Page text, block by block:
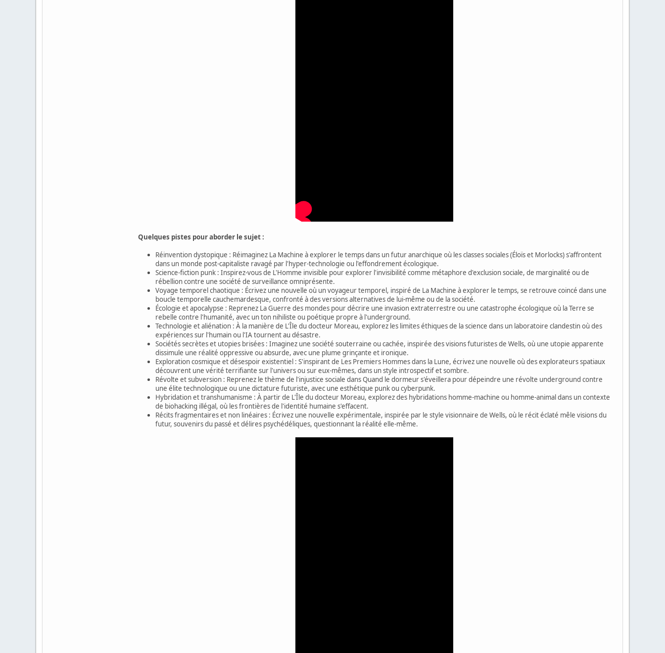
Quelques pistes pour aborder le sujet :
Réinvention dystopique : Réimaginez La Machine à explorer le temps dans un futur anarchique où les classes sociales (Éloïs et Morlocks) s'affrontent
dans un monde post-capitaliste ravagé par l'hyper-technologie ou l'effondrement écologique.
Science-fiction punk : Inspirez-vous de L'Homme invisible pour explorer l'invisibilité comme métaphore d'exclusion sociale, de marginalité ou de
rébellion contre une société de surveillance omniprésente.
Voyage temporel chaotique : Écrivez une nouvelle où un voyageur temporel, inspiré de La Machine à explorer le temps, se retrouve coincé dans une
boucle temporelle cauchemardesque, confronté à des versions alternatives de lui-même ou de la société.
Écologie et apocalypse : Reprenez La Guerre des mondes pour décrire une invasion extraterrestre ou une catastrophe écologique où la Terre se
rebelle contre l'humanité, avec un ton nihiliste ou poétique propre à l'underground.
Technologie et aliénation : À la manière de L'Île du docteur Moreau, explorez les limites éthiques de la science dans un laboratoire clandestin où des
expériences sur l'humain ou l'IA tournent au désastre.
Sociétés secrètes et utopies brisées : Imaginez une société souterraine ou cachée, inspirée des visions futuristes de Wells, où une utopie apparente
dissimule une réalité oppressive ou absurde, avec une plume grinçante et ironique.
Exploration cosmique et désespoir existentiel : S'inspirant de Les Premiers Hommes dans la Lune, écrivez une nouvelle où des explorateurs spatiaux
découvrent une vérité terrifiante sur l'univers ou sur eux-mêmes, dans un style introspectif et sombre.
Révolte et subversion : Reprenez le thème de l'injustice sociale dans Quand le dormeur s'éveillera pour dépeindre une révolte underground contre
une élite technologique ou une dictature futuriste, avec une esthétique punk ou cyberpunk.
Hybridation et transhumanisme : À partir de L'Île du docteur Moreau, explorez des hybridations homme-machine ou homme-animal dans un contexte
de biohacking illégal, où les frontières de l'identité humaine s'effacent.
Récits fragmentaires et non linéaires : Écrivez une nouvelle expérimentale, inspirée par le style visionnaire de Wells, où le récit éclaté mêle visions du
futur, souvenirs du passé et délires psychédéliques, questionnant la réalité elle-même.